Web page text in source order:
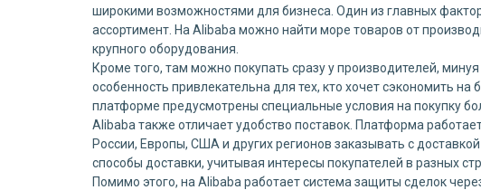
широкими возможностями для бизнеса. Один из главных
ассортимент. На Alibaba можно найти море товаров от
крупного оборудования.
Кроме того, там можно покупать сразу у производителей,
особенность привлекательна для тех, кто хочет сэкономить
платформе предусмотрены специальные условия на покупку
Alibaba также отличает удобство поставок. Платформа
России, Европы, США и других регионов заказывать с
способы доставки, учитывая интересы покупателей в разных
Помимо этого, на Alibaba работает система защиты сделок